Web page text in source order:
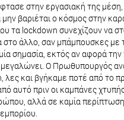
στην εργασιακή της μέση,
βαριέται ο κόσμος στην
τα lockdown συνεχίζουν να
στο άλλο, σαν μπάμπουσκες με
σημασία, εκτός αν αφορά
μεγαλώνει. Ο Πρωθυπουργός
λες και βγήκαμε ποτέ από το
αυτό πριν οι καμπάνες
αλλά σε καμία